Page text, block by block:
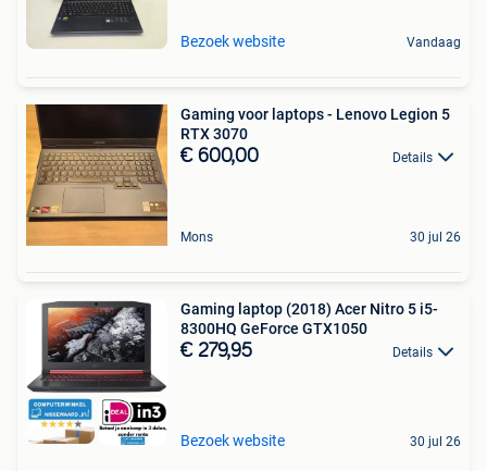
Bezoek website Vandaag
Gaming voor laptops - Lenovo Legion 5
RTX 3070
€ 600,00 Details
Mons 30 jul 26
Gaming laptop (2018) Acer Nitro 5 i5-
8300HQ GeForce GTX1050
€ 279,95 Details
Bezoek website 30 jul 26